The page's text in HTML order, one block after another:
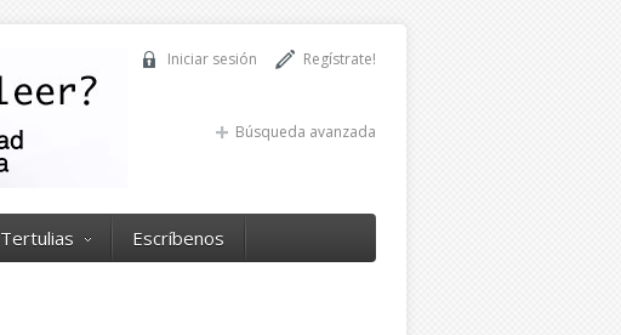
Regístrate!
Iniciar sesión
Búsqueda avanzada
Tertulias Escríbenos